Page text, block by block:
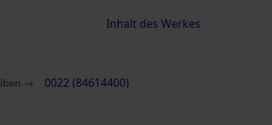
Inhalt des Werkes
→ 0022 (84614400)